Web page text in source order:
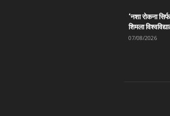
‘नशा रोकना
शिमला
07/08/2026